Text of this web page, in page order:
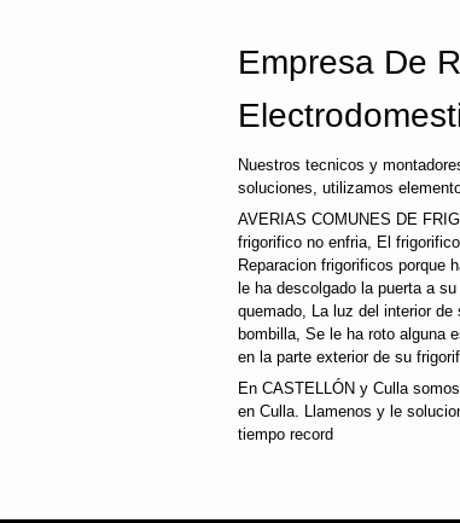
Empresa De
Nuestros tecnicos y
soluciones, utilizamos
AVERIAS COMUNES DE
frigorifico no enfria, El
Reparacion frigorificos porque
le ha descolgado la puerta a
quemado, La luz del interior
bombilla, Se le ha roto alguna
en la parte exterior de su
En CASTELLÓN y Culla
en Culla. Llamenos y le
tiempo record